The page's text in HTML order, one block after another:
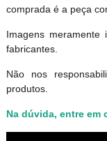
comprada é a peça
Imagens meramente
fabricantes.
Não nos
produtos.
Na dúvida, entre em